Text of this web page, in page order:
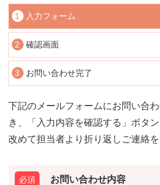
1 入力フォーム
2 確認画面
3 お問い合わせ完了
下記のメールフォームにお問い合
き、「入力内容を確認する」ボタン
改めて担当者より折り返しご連絡
お問い合わせ内容